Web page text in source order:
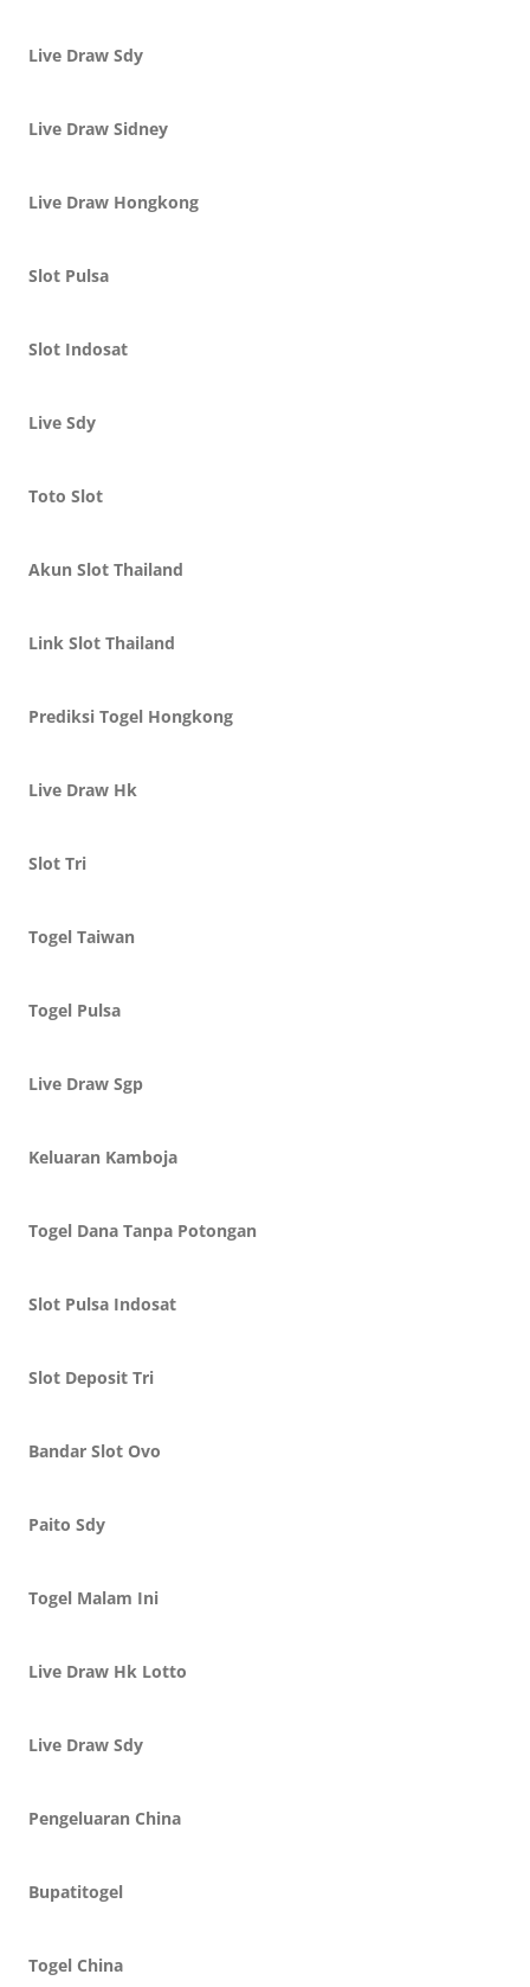
Live Draw Sdy
Live Draw Sidney
Live Draw Hongkong
Slot Pulsa
Slot Indosat
Live Sdy
Toto Slot
Akun Slot Thailand
Link Slot Thailand
Prediksi Togel Hongkong
Live Draw Hk
Slot Tri
Togel Taiwan
Togel Pulsa
Live Draw Sgp
Keluaran Kamboja
Togel Dana Tanpa Potongan
Slot Pulsa Indosat
Slot Deposit Tri
Bandar Slot Ovo
Paito Sdy
Togel Malam Ini
Live Draw Hk Lotto
Live Draw Sdy
Pengeluaran China
Bupatitogel
Togel China